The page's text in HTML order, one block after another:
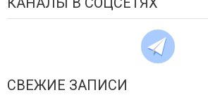
СВЕЖИЕ ЗАПИСИ